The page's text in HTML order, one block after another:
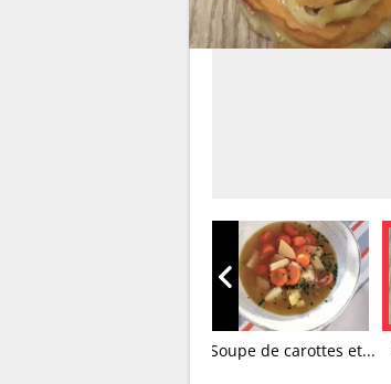
Soupe de carottes et...